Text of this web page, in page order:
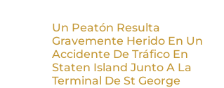
Un Peatón Resulta
Gravemente Herido En Un
Accidente De Tráfico En
Staten Island Junto A La
Terminal De St George